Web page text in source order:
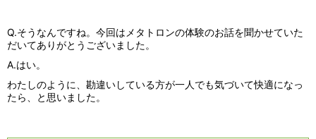
Q.そうなんですね。今回はメタトロンの体験のお話を聞かせていた
だいてありがとうございました。
A.はい。
わたしのように、勘違いしている方が一人でも気づいて快適になっ
たら、と思いました。